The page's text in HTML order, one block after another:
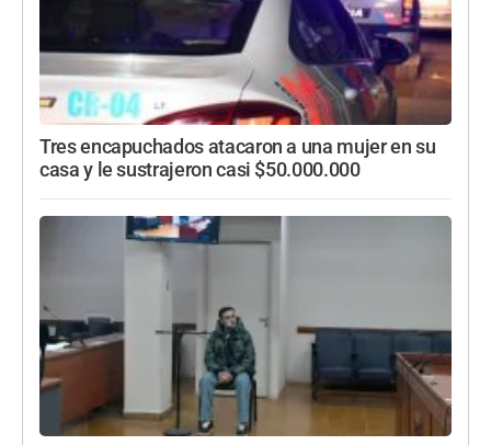
Tres encapuchados atacaron a una mujer en su
casa y le sustrajeron casi $50.000.000